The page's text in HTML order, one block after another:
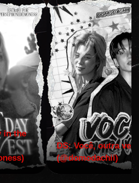
in the
DS: Você, outra vez!
(@domodachii)